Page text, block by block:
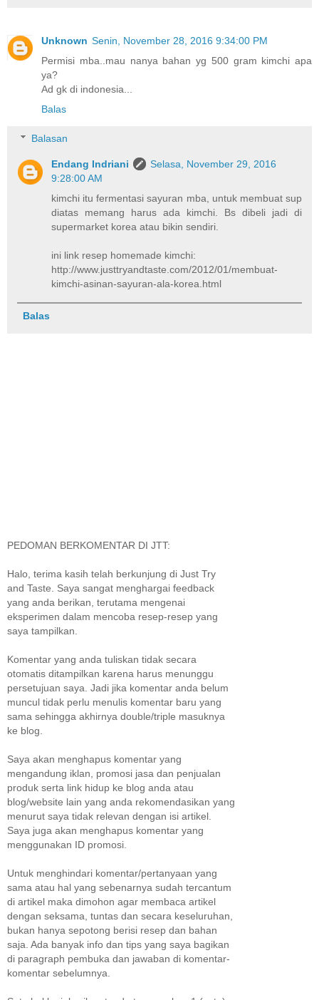
Unknown Senin, November 28, 2016 9:34:00 PM
Permisi mba..mau nanya bahan yg 500 gram kimchi apa
ya?
Ad gk di indonesia...
Balas
Balasan
Endang Indriani
Selasa, November 29, 2016
9:28:00 AM
kimchi itu fermentasi sayuran mba, untuk membuat sup
diatas memang harus ada kimchi. Bs dibeli jadi di
supermarket korea atau bikin sendiri.
ini link resep homemade kimchi:
http://www.justtryandtaste.com/2012/01/membuat-
kimchi-asinan-sayuran-ala-korea.html
Balas
PEDOMAN BERKOMENTAR DI JTT:
Halo, terima kasih telah berkunjung di Just Try
and Taste. Saya sangat menghargai feedback
yang anda berikan, terutama mengenai
eksperimen dalam mencoba resep-resep yang
saya tampilkan.
Komentar yang anda tuliskan tidak secara
otomatis ditampilkan karena harus menunggu
persetujuan saya. Jadi jika komentar anda belum
muncul tidak perlu menulis komentar baru yang
sama sehingga akhirnya double/triple masuknya
ke blog.
Saya akan menghapus komentar yang
mengandung iklan, promosi jasa dan penjualan
produk serta link hidup ke blog anda atau
blog/website lain yang anda rekomendasikan yang
menurut saya tidak relevan dengan isi artikel.
Saya juga akan menghapus komentar yang
menggunakan ID promosi.
Untuk menghindari komentar/pertanyaan yang
sama atau hal yang sebenarnya sudah tercantum
di artikel maka dimohon agar membaca artikel
dengan seksama, tuntas dan secara keseluruhan,
bukan hanya sepotong berisi resep dan bahan
saja. Ada banyak info dan tips yang saya bagikan
di paragraph pembuka dan jawaban di komentar-
komentar sebelumnya.